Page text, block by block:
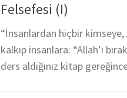
Felsefesi (I)
“İnsanlardan hiçbir
kalkıp insanlara: “Allah’ı
ders aldığınız kitap